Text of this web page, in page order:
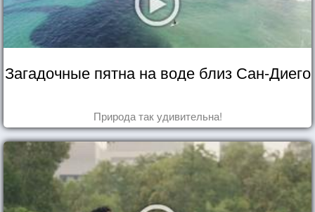
Загадочные пятна на воде близ Сан-Диего
Природа так удивительна!